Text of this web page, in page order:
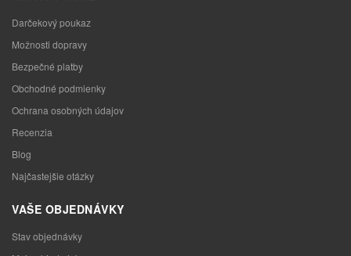
Darčekový poukaz
Možnosti dopravy
Bezpečné platby
Obchodné podmienky
Ochrana osobných údajov
Recenzia
Blog
Najčastejšie otázky
VAŠE OBJEDNÁVKY
Stav objednávky